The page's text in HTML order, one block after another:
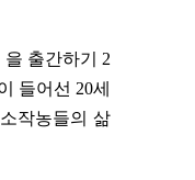
출간하기 2
들어선 20세
작농들의 삶